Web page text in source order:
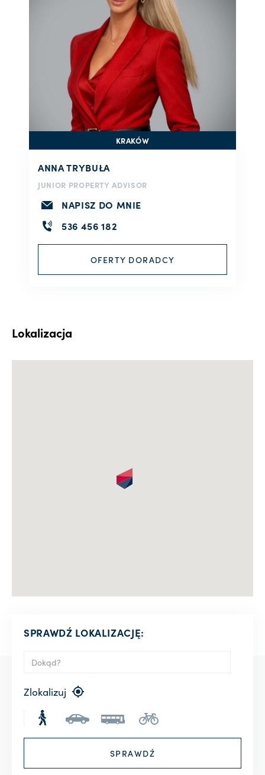
KRAKÓW
ANNA TRYBUŁA
JUNIOR PROPERTY ADVISOR
NAPISZ DO MNIE
536 456 182
OFERTY DORADCY
Lokalizacja
SPRAWDŹ LOKALIZACJĘ:
Zlokalizuj